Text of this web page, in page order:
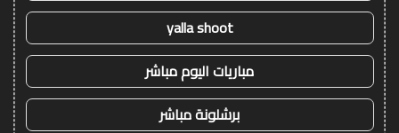
yalla shoot
مباريات اليوم مباشر
برشلونة مباشر